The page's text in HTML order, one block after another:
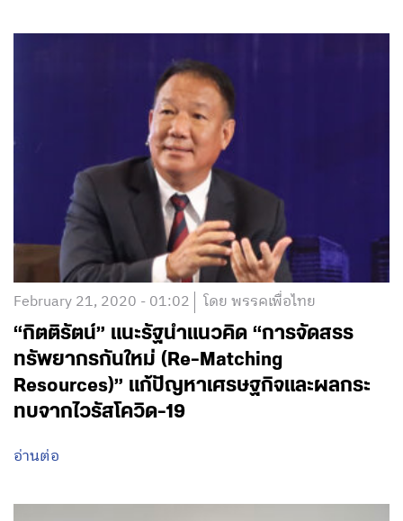
February 21, 2020 - 01:02 โดย พรรคเพื่อไทย
“กิตติรัตน์” แนะรัฐนำแนวคิด “การจัดสรร
ทรัพยากรกันใหม่ (Re-Matching
Resources)” แก้ปัญหาเศรษฐกิจและผลกระ
ทบจากไวรัสโควิด-19
อ่านต่อ